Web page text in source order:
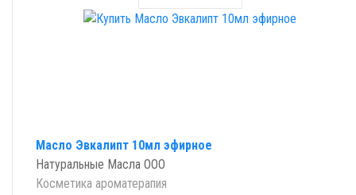
Масло Эвкалипт 10мл эфирное
Натуральные Масла ООО
Косметика ароматерапия